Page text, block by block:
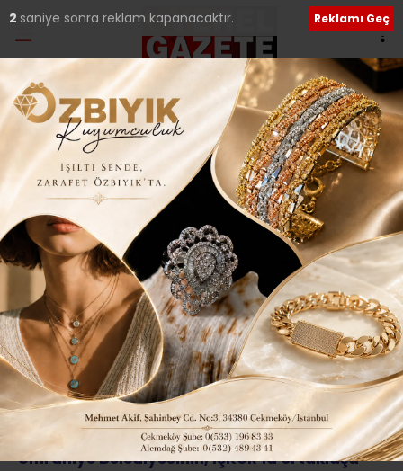
Ana Sayfa›Güncel
MESLEK SAHİBİ YAPAN
KURSLAR..
Giriş: 02-11-2016 21:42 231 Güncel Yerel Haberler
ABONE OL
Ümraniye Belediyesinin, İŞKUR’la ortaklaşa
1 saniye sonra reklam kapanacaktır. Reklamı Geç